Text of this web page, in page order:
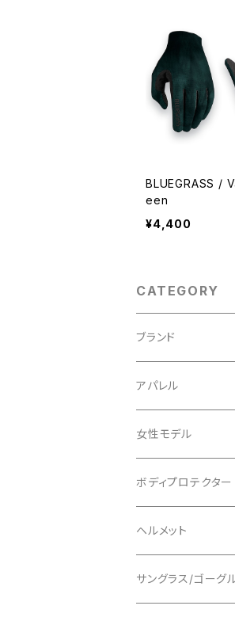
BLUEGRASS /
een
¥4,400
CATEGORY
ブランド
ABUS/アブス
ADEPT/アデプト
AENOMALY/アエノ
ALL MOUNTAIN
AVID/アヴィド
アパレル
Tシャツ
ジャージ
ロングスリーブ
ショートスリーブ
ジャケット
ショーツ
女性モデル
ボディプロテクター
エルボー/肘
ニー/膝
ヘルメット
ロード
サングラス/ゴーグ